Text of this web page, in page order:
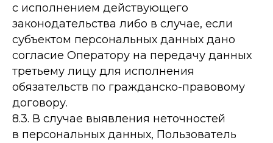
с исполнением действующего
законодательства либо в случае, если
субъектом персональных данных дано
согласие Оператору на передачу данных
третьему лицу для исполнения
обязательств по гражданско-правовому
договору.
8.3. В случае выявления неточностей
в персональных данных, Пользователь
+7 (996) 962-99-80
Генеральный директор
sladorif@inbox.ru
Республика Алтай, г. Горно-
Алтайск, ул. Строителей, 5/7